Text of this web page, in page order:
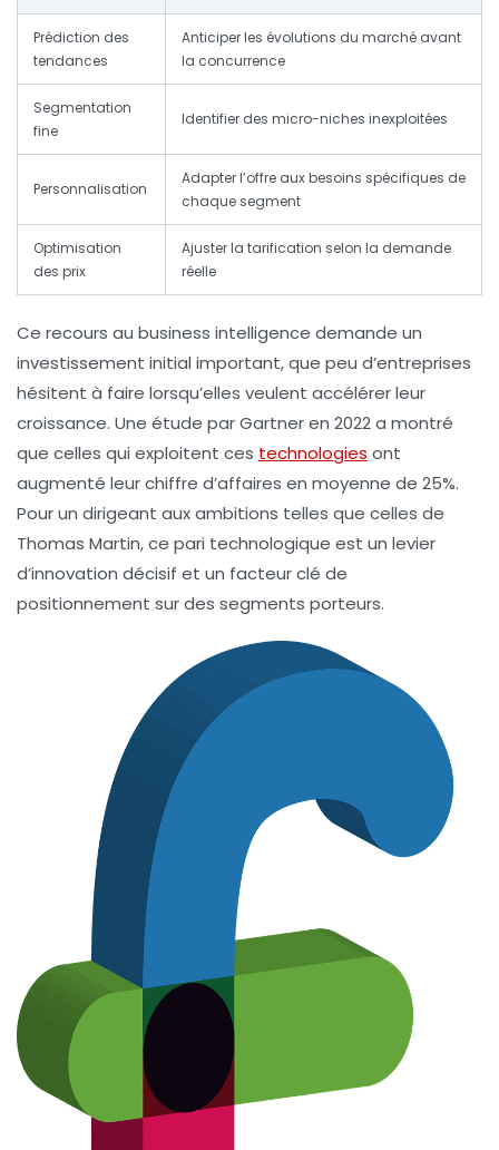
Prédiction des
tendances
Anticiper les évolutions du marché avant
la concurrence
Segmentation
fine
Identifier des micro-niches inexploitées
Personnalisation
Adapter l’offre aux besoins spécifiques de
chaque segment
Optimisation
des prix
Ajuster la tarification selon la demande
réelle
Ce recours au business intelligence demande un
investissement initial important, que peu d’entreprises
hésitent à faire lorsqu’elles veulent accélérer leur
croissance. Une étude par Gartner en 2022 a montré
que celles qui exploitent ces technologies ont
augmenté leur chiffre d’affaires en moyenne de 25%.
Pour un dirigeant aux ambitions telles que celles de
Thomas Martin, ce pari technologique est un levier
d’innovation décisif et un facteur clé de
positionnement sur des segments porteurs.